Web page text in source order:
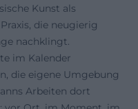
Kunst als
die neugierig
nachklingt.
im Kalender
die eigene Umgebung
Arbeiten dort